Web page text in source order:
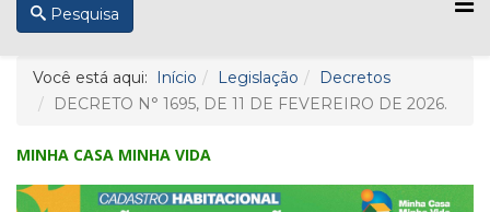
Pesquisa
Você está aqui: Início Legislação
Decretos
DECRETO N° 1695, DE 11 DE FEVEREIRO DE 2026.
MINHA CASA MINHA VIDA